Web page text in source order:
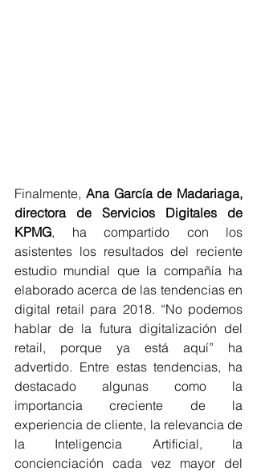
Finalmente, Ana García de Madariaga,
directora de Servicios Digitales de
KPMG, ha compartido con los
asistentes los resultados del reciente
estudio mundial que la compañía ha
elaborado acerca de las tendencias en
digital retail para 2018. “No podemos
hablar de la futura digitalización del
retail, porque ya está aquí” ha
advertido. Entre estas tendencias, ha
destacado algunas como la
importancia creciente de la
experiencia de cliente, la relevancia de
la Inteligencia Artificial, la
concienciación cada vez mayor del